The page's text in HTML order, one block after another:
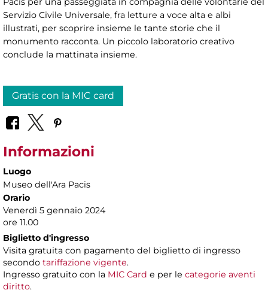
Servizio Civile Universale, fra letture a voce alta e albi
illustrati, per scoprire insieme le tante storie che il
monumento racconta. Un piccolo laboratorio creativo
conclude la mattinata insieme.
Gratis con la MIC card
Informazioni
Luogo
Museo dell'Ara Pacis
Orario
Venerdì 5 gennaio 2024
ore 11.00
Biglietto d'ingresso
Visita gratuita con pagamento del biglietto di ingresso
secondo tariffazione vigente.
Ingresso gratuito con la MIC Card e per le categorie aventi
diritto.